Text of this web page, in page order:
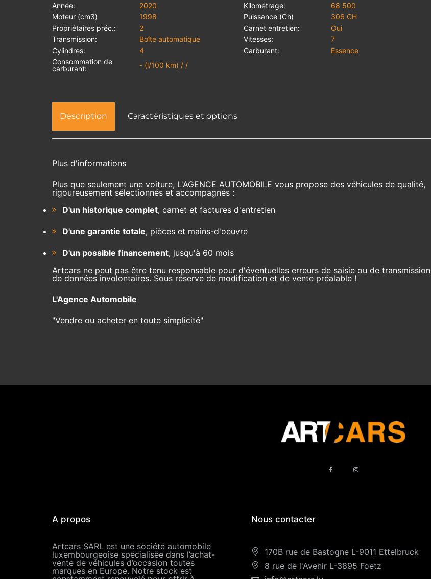
Année:
2020 Kilométrage:
68 500
Moteur (cm3)
1998 Puissance (Ch)
306 CH
Propriétaires préc.:
2 Carnet entretien:
Oui
Transmission:
Boîte automatique Vitesses:
7
Cylindres:
4 Carburant:
Essence
Consommation de
carburant:
- (l/100 km) / /
Description Caractéristiques et options
Plus d'informations
Plus que seulement une voiture, L'AGENCE AUTOMOBILE vous propose des véhicules de qualité,
rigoureusement sélectionnés et accompagnés :
D'un historique complet, carnet et factures d'entretien
D'une garantie totale, pièces et mains-d'oeuvre
D'un possible financement, jusqu'à 60 mois
Artcars ne peut pas être tenu responsable pour d'éventuelles erreurs de saisie ou de transmission
de données involontaires. Sous réserve de modification et de vente préalable !
L'Agence Automobile
"Vendre ou acheter en toute simplicité"
A propos
Artcars SARL est une société automobile
luxembourgeoise spécialisée dans l’achat-
vente de véhicules d’occasion toutes
marques en Europe. Notre stock est
Nous contacter
170B rue de Bastogne L-9011 Ettelbruck
8 rue de l'Avenir L-3895 Foetz